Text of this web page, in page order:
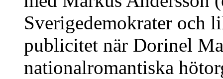
Sverigedemokrater och
publicitet när Dorinel
nationalromantiska